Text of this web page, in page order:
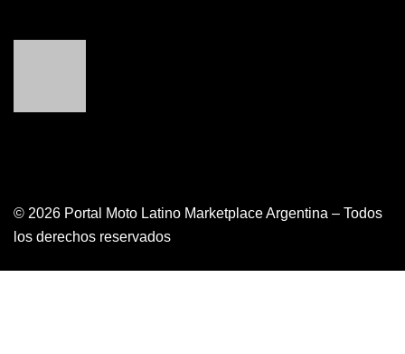
© 2026 Portal Moto Latino Marketplace Argentina – Todos